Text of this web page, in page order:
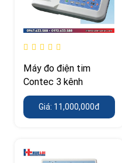
Máy đo điện tim
Contec 3 kênh
Giá: 11,000,000đ